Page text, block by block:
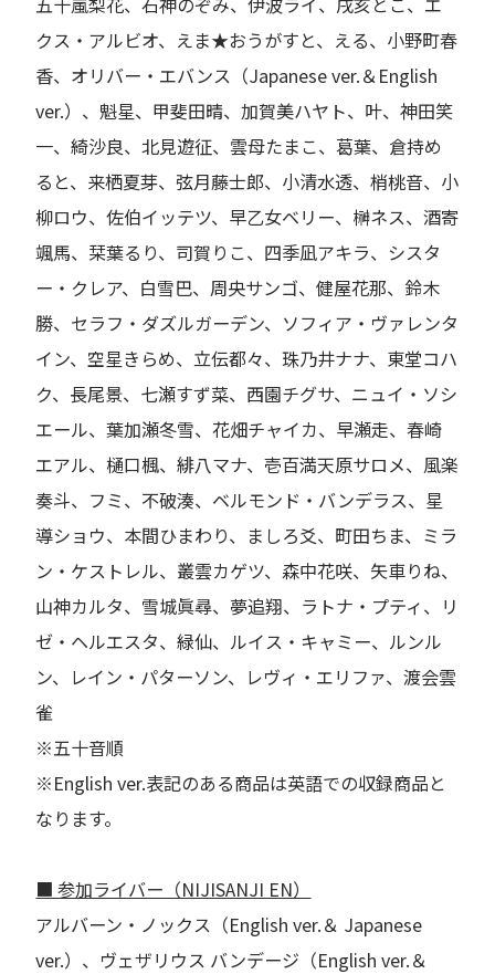
クス・アルビオ、えま★おうがすと、える、小野町春
香、オリバー・エバンス（Japanese ver.＆English
ver.）、魁星、甲斐田晴、加賀美ハヤト、叶、神田笑
一、綺沙良、北見遊征、雲母たまこ、葛葉、倉持め
ると、来栖夏芽、弦月藤士郎、小清水透、梢桃音、小
柳ロウ、佐伯イッテツ、早乙女ベリー、榊ネス、酒寄
颯馬、栞葉るり、司賀りこ、四季凪アキラ、シスタ
ー・クレア、白雪巴、周央サンゴ、健屋花那、鈴木
勝、セラフ・ダズルガーデン、ソフィア・ヴァレンタ
イン、空星きらめ、立伝都々、珠乃井ナナ、東堂コハ
ク、長尾景、七瀬すず菜、西園チグサ、ニュイ・ソシ
エール、葉加瀬冬雪、花畑チャイカ、早瀬走、春崎
エアル、樋口楓、緋八マナ、壱百満天原サロメ、風楽
奏斗、フミ、不破湊、ベルモンド・バンデラス、星
導ショウ、本間ひまわり、ましろ爻、町田ちま、ミラ
ン・ケストレル、叢雲カゲツ、森中花咲、矢車りね、
山神カルタ、雪城眞尋、夢追翔、ラトナ・プティ、リ
ゼ・ヘルエスタ、緑仙、ルイス・キャミー、ルンル
ン、レイン・パターソン、レヴィ・エリファ、渡会雲
雀
※五十音順
※English ver.表記のある商品は英語での収録商品と
なります。
■ 参加ライバー（NIJISANJI EN）
アルバーン・ノックス（English ver.＆ Japanese
ver.）、ヴェザリウス バンデージ（English ver.＆